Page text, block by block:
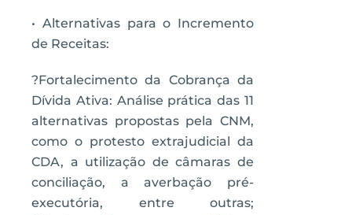
• Alternativas para o Incremento
de Receitas:
?Fortalecimento da Cobrança da
Dívida Ativa: Análise prática das 11
alternativas propostas pela CNM,
como o protesto extrajudicial da
CDA, a utilização de câmaras de
conciliação, a averbação pré-
executória, entre outras;